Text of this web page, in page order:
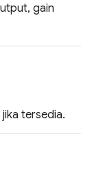
gain
tersedia.